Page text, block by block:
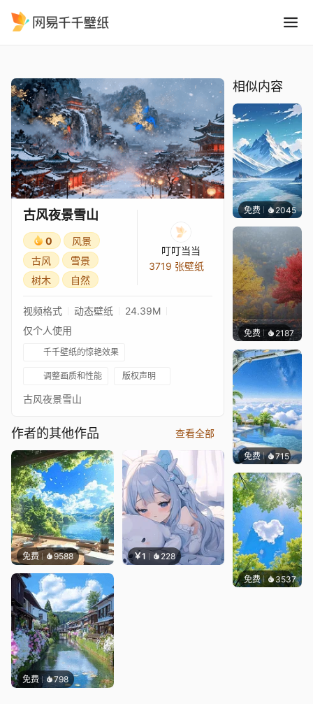
古风夜景雪山
0
风景
古风
雪景
树木
自然
叮叮当当
3719 张壁纸
视频格式 动态壁纸
24.39M
仅个人使用
千千壁纸的惊艳效果
调整画质和性能 版权声明
古风夜景雪山
作者的其他作品 查看全部
免费 9588 ￥1 228
免费 798
相似内容
免费 2045
免费 2187
免费 715豆子
免费 3537豆子